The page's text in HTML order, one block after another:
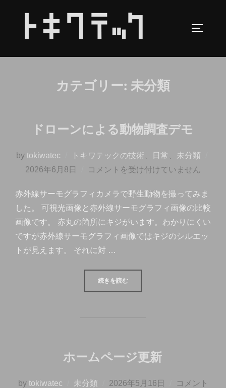
カテゴリー: 未分類
ドローンによる動物調査デモ
by tokiwatec トキワテックの技術 日常 未分類
2026年6月8日 コメントを受け付けていません
赤外線サーモグラフィカメラで野生動物を撮ってみま
した。 可視光画像と赤外線サーモグラフィ画像の比較
画像です。 赤丸の箇所にキジがいます。わかりにくい
ですが赤外線サーモグラフィ画像ではキジのシルエッ
トが見えます。 それに対 …
続きを読む“ドローンによる動物調査デモ”
ホームページ更新
by tokiwatec 未分類
投
2026年5月16日
コメント